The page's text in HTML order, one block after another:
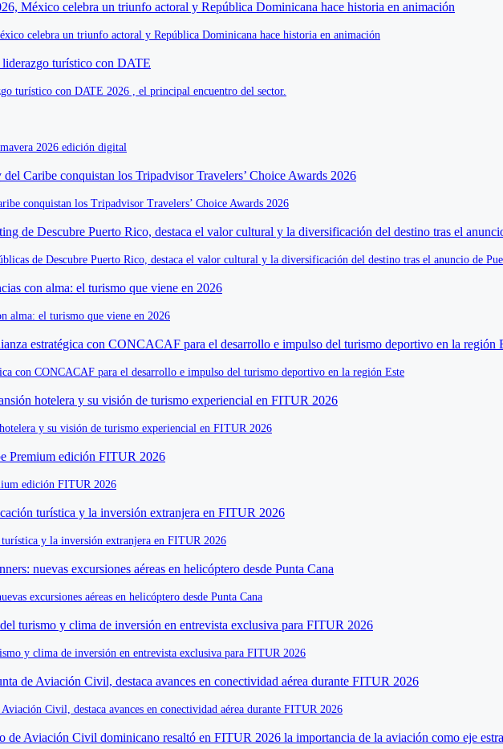
celebra un triunfo actoral y República Dominicana hace historia en animación
turístico con DATE 2026 , el principal encuentro del sector.
2026 edición digital
conquistan los Tripadvisor Travelers’ Choice Awards 2026
de Descubre Puerto Rico, destaca el valor cultural y la diversificación del destino tras el anuncio de
alma: el turismo que viene en 2026
con CONCACAF para el desarrollo e impulso del turismo deportivo en la región Este
y su visión de turismo experiencial en FITUR 2026
edición FITUR 2026
y la inversión extranjera en FITUR 2026
excursiones aéreas en helicóptero desde Punta Cana
y clima de inversión en entrevista exclusiva para FITUR 2026
Civil, destaca avances en conectividad aérea durante FITUR 2026